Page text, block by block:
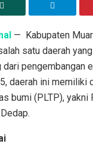
— Kabupaten
satu daerah
pengembangan
daerah ini memiliki
bumi (PLTP), yakni